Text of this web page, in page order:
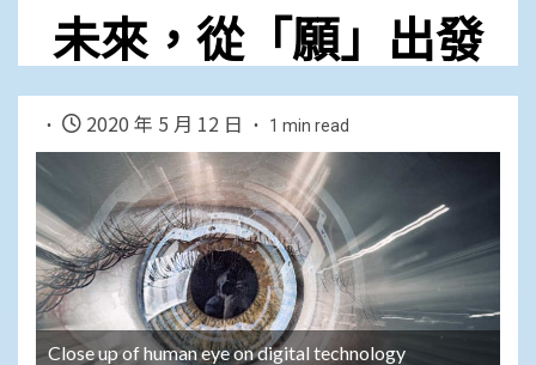
未來，從「願」出發
2020 年 5 月 12 日 1 min read
Close up of human eye on digital technology